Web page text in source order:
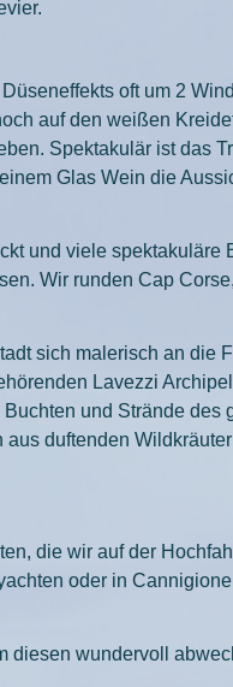
oft um 2
auf den weißen
Spektakulär ist das
Glas Wein die
und viele spektakuläre
Wir runden Cap
sich malerisch an die
Lavezzi
und Strände des
duftenden
die wir auf der
oder in
diesen wundervoll